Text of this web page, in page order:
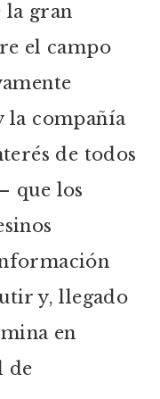
la gran
el campo
la compañía
de todos
que los
y, llegado
en
de